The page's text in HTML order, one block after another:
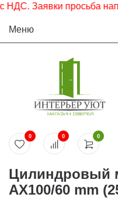
Заявки просьба
Меню
0
0 0
Цилиндровый
AX100/60 mm